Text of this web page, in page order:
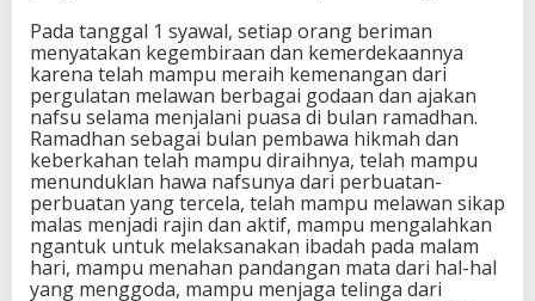
Pada tanggal 1 syawal, setiap orang beriman
menyatakan kegembiraan dan kemerdekaannya
karena telah mampu meraih kemenangan dari
pergulatan melawan berbagai godaan dan ajakan
nafsu selama menjalani puasa di bulan ramadhan.
Ramadhan sebagai bulan pembawa hikmah dan
keberkahan telah mampu diraihnya, telah mampu
menunduklan hawa nafsunya dari perbuatan-
perbuatan yang tercela, telah mampu melawan sikap
malas menjadi rajin dan aktif, mampu mengalahkan
ngantuk untuk melaksanakan ibadah pada malam
hari, mampu menahan pandangan mata dari hal-hal
yang menggoda, mampu menjaga telinga dari